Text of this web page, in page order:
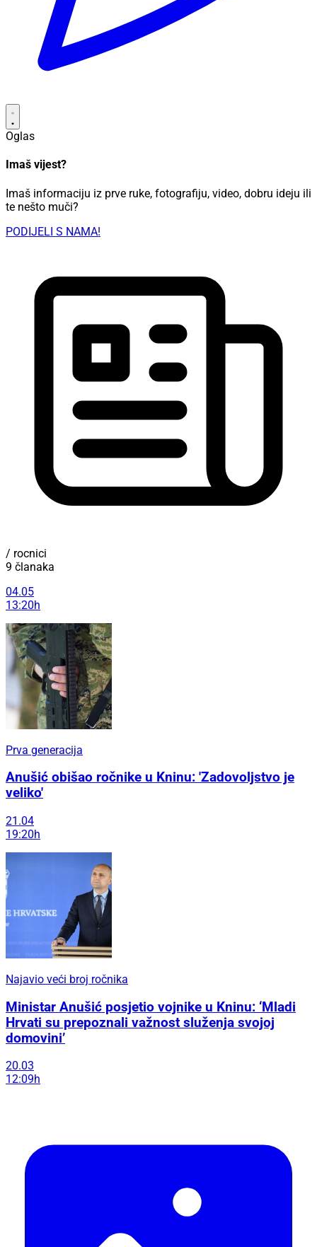
Oglas
Imaš vijest?
Imaš informaciju iz prve ruke, fotografiju, video, dobru ideju ili
te nešto muči?
PODIJELI S NAMA!
/ rocnici
9 članaka
04.05
13:20h
Prva generacija
Anušić obišao ročnike u Kninu: 'Zadovoljstvo je
veliko'
21.04
19:20h
Najavio veći broj ročnika
Ministar Anušić posjetio vojnike u Kninu: ‘Mladi
Hrvati su prepoznali važnost služenja svojoj
domovini’
20.03
12:09h